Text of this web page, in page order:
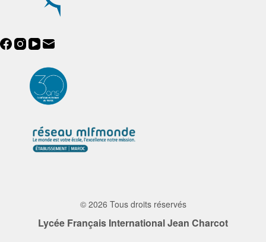
© 2026 Tous droits réservés
Lycée Français International Jean Charcot